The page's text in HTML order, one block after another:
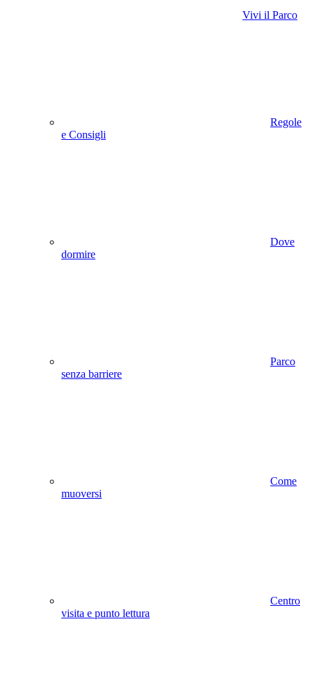
Vivi il Parco
Regole
e Consigli
Dove
dormire
Parco
senza barriere
Come
muoversi
Centro
visita e punto lettura